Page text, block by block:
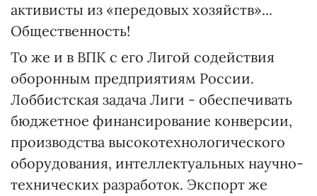
активисты из «передовых хозяйств»...
Общественность!
То же и в ВПК с его Лигой содействия
оборонным предприятиям России.
Лоббистская задача Лиги - обеспечивать
бюджетное финансирование конверсии,
производства высокотехнологического
оборудования, интеллектуальных научно-
технических разработок. Экспорт же